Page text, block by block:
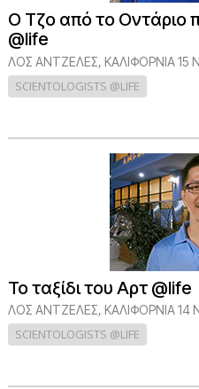
Ο Τζο από το Οντάριο
@life
ΛΟΣ ΆΝΤΖΕΛΕΣ, ΚΑΛΙΦΌΡΝΙΑ15
SCIENTOLOGISTS @LIFE
Το ταξίδι του Αρτ @life
ΛΟΣ ΆΝΤΖΕΛΕΣ, ΚΑΛΙΦΌΡΝΙΑ14
SCIENTOLOGISTS @LIFE